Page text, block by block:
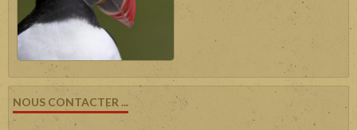
NOUS CONTACTER ...